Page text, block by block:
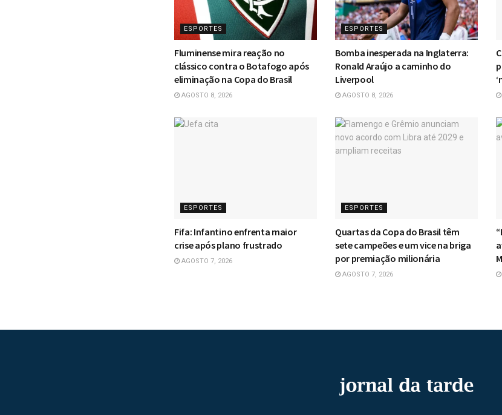
ESPORTES
Fluminense mira reação no
clássico contra o Botafogo após
eliminação na Copa do Brasil
AGOSTO 8, 2026
ESPORTES
Bomba inesperada na Inglaterra:
Ronald Araújo a caminho do
Liverpool
AGOSTO 8, 2026
ESPORTES
Fifa: Infantino enfrenta maior
crise após plano frustrado
AGOSTO 7, 2026
ESPORTES
Quartas da Copa do Brasil têm
sete campeões e um vice na briga
por premiação milionária
AGOSTO 7, 2026